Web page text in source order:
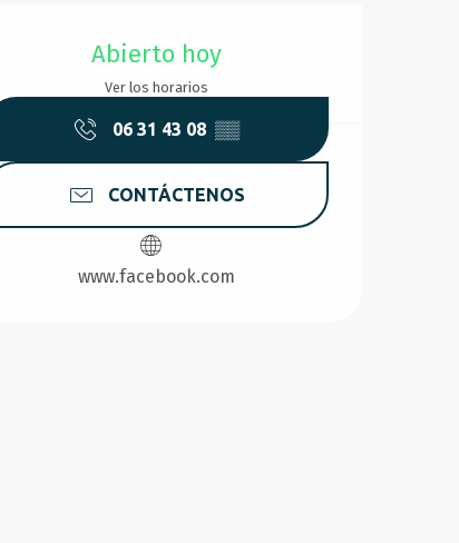
Abierto hoy
Ver los horarios
06 31 43 08 ▒▒
CONTÁCTENOS
www.facebook.com